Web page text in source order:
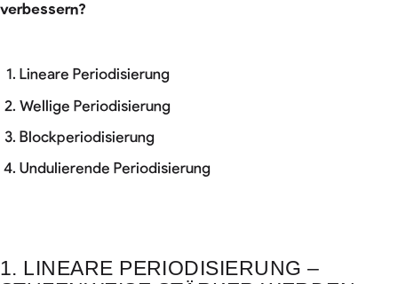
verbessern?
Lineare Periodisierung
Wellige Periodisierung
Blockperiodisierung
Undulierende Periodisierung
1. LINEARE PERIODISIERUNG –